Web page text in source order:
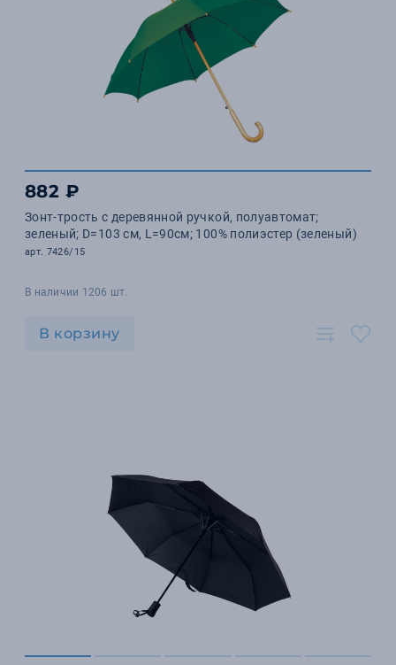
882 ₽
Зонт-трость с деревянной ручкой, полуавтомат;
зеленый; D=103 см, L=90см; 100% полиэстер (зеленый)
арт. 7426/15
В наличии 1206 шт.
В корзину